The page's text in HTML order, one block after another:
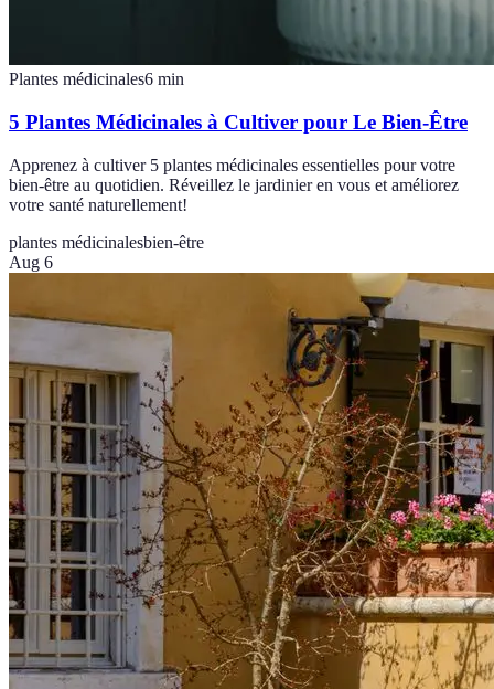
Plantes médicinales6 min
5 Plantes Médicinales à Cultiver pour Le Bien-Être
Apprenez à cultiver 5 plantes médicinales essentielles pour votre
bien-être au quotidien. Réveillez le jardinier en vous et améliorez
votre santé naturellement!
plantes médicinalesbien-être
Aug 6